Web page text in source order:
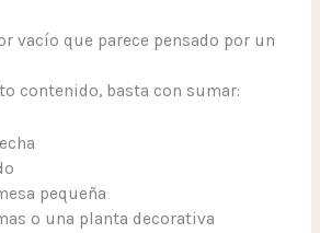
vacío que parece pensado por un
contenido, basta con sumar:
pequeña
o una planta decorativa